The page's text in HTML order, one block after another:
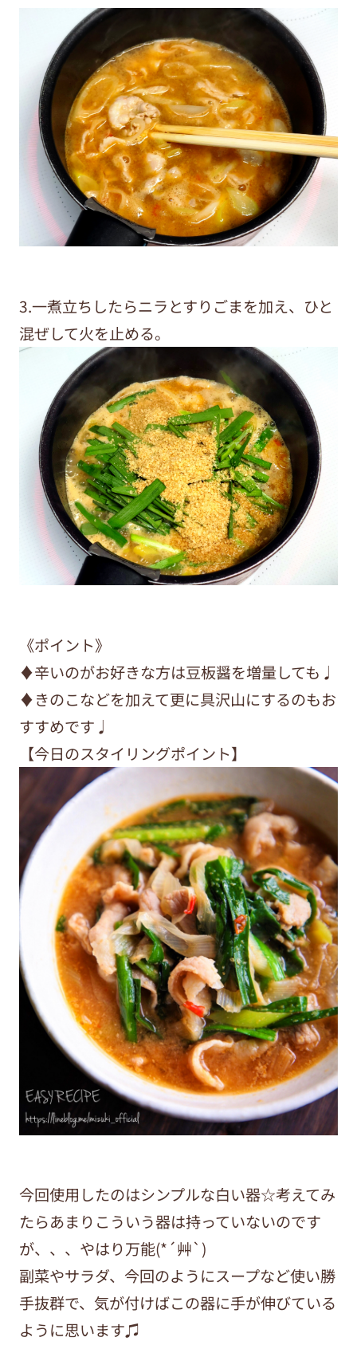
3.一煮立ちしたらニラとすりごまを加え、ひと
混ぜして火を止める。
《ポイント》
♦︎辛いのがお好きな方は豆板醤を増量しても♩
♦︎きのこなどを加えて更に具沢山にするのもお
すすめです♩
【今日のスタイリングポイント】
今回使用したのはシンプルな白い器☆考えてみ
たらあまりこういう器は持っていないのです
が、、、やはり万能(*´艸`)
副菜やサラダ、今回のようにスープなど使い勝
手抜群で、気が付けばこの器に手が伸びている
ように思います♫